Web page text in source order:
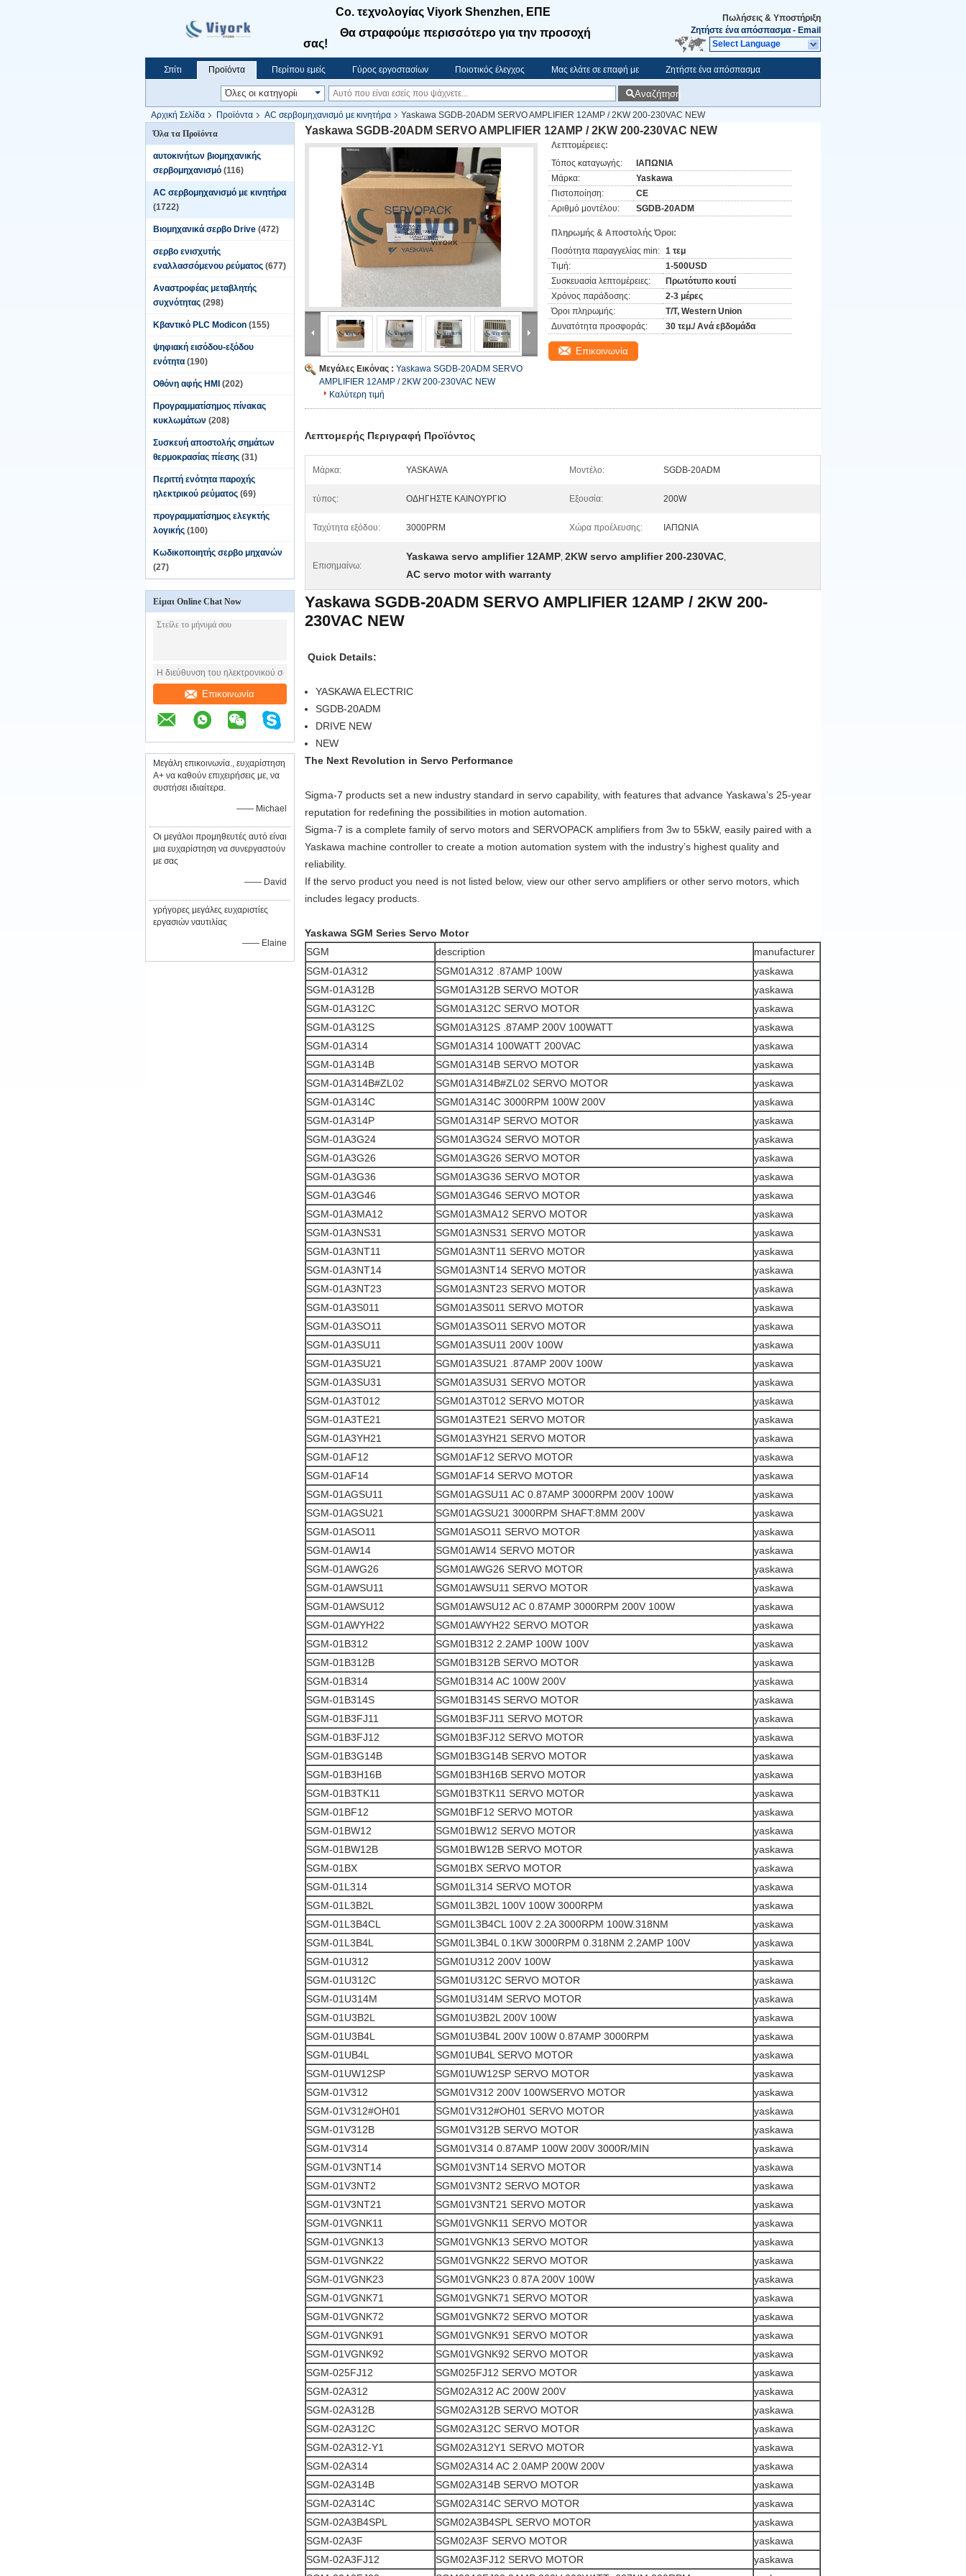
Co. τεχνολογίας Viyork Shenzhen, ΕΠΕ
Θα στραφούμε περισσότερο για την προσοχή
σας!
Πωλήσεις & Υποστήριξη
Ζητήστε ένα απόσπασμα - Email
Select Language
Σπίτι Προϊόντα Περίπου εμείς Γύρος εργοστασίων Ποιοτικός έλεγχος Μας ελάτε σε επαφή με Ζητήστε ένα απόσπασμα
Αναζήτηση
Αρχική Σελίδα Προϊόντα AC σερβομηχανισμό με κινητήρα
Yaskawa SGDB-20ADM SERVO AMPLIFIER 12AMP / 2KW 200-230VAC NEW
Όλα τα Προϊόντα
αυτοκινήτων βιομηχανικής
σερβομηχανισμό (116)
AC σερβομηχανισμό με κινητήρα
(1722)
Βιομηχανικά σερβο Drive (472)
σερβο ενισχυτής
εναλλασσόμενου ρεύματος (677)
Αναστροφέας μεταβλητής
συχνότητας (298)
Κβαντικό PLC Modicon (155)
ψηφιακή εισόδου-εξόδου
ενότητα (190)
Οθόνη αφής HMI (202)
Προγραμματίσημος πίνακας
κυκλωμάτων (208)
Συσκευή αποστολής σημάτων
θερμοκρασίας πίεσης (31)
Περιττή ενότητα παροχής
ηλεκτρικού ρεύματος (69)
προγραμματίσημος ελεγκτής
λογικής (100)
Κωδικοποιητής σερβο μηχανών
(27)
Είμαι Online Chat Now
Επικοινωνία
Μεγάλη επικοινωνία., ευχαρίστηση
A+ να καθούν επιχειρήσεις με, να
συστήσει ιδιαίτερα.
—— Michael
Οι μεγάλοι προμηθευτές αυτό είναι
μια ευχαρίστηση να συνεργαστούν
με σας
—— David
γρήγορες μεγάλες ευχαριστίες
εργασιών ναυτιλίας
—— Elaine
Yaskawa SGDB-20ADM SERVO AMPLIFIER 12AMP / 2KW 200-230VAC NEW
Μεγάλες Εικόνας : Yaskawa SGDB-20ADM SERVO
AMPLIFIER 12AMP / 2KW 200-230VAC NEW
Καλύτερη τιμή
Λεπτομέρειες:
Τόπος καταγωγής:
ΙΑΠΩΝΙΑ
Μάρκα:
Yaskawa
Πιστοποίηση:
CE
Αριθμό μοντέλου:
SGDB-20ADM
Πληρωμής & Αποστολής Όροι:
Ποσότητα παραγγελίας min: 1 τεμ
Τιμή:
1-500USD
Συσκευασία λεπτομέρειες:
Πρωτότυπο κουτί
Χρόνος παράδοσης:
2-3 μέρες
Όροι πληρωμής:
T/T, Western Union
Δυνατότητα προσφοράς:
30 τεμ./ Ανά εβδομάδα
Επικοινωνία
Λεπτομερής Περιγραφή Προϊόντος
Μάρκα: YASKAWA Μοντέλο: SGDB-20ADM
τύπος: ΟΔΗΓΗΣΤΕ ΚΑΙΝΟΥΡΓΙΟ Εξουσία: 200W
Ταχύτητα εξόδου: 3000PRM Χώρα προέλευσης: ΙΑΠΩΝΙΑ
Επισημαίνω:
Yaskawa servo amplifier 12AMP, 2KW servo amplifier 200-230VAC,
AC servo motor with warranty
Yaskawa SGDB-20ADM SERVO AMPLIFIER 12AMP / 2KW 200-
230VAC NEW
Quick Details:
YASKAWA ELECTRIC
SGDB-20ADM
DRIVE NEW
NEW
The Next Revolution in Servo Performance
Sigma-7 products set a new industry standard in servo capability, with features that advance Yaskawa’s 25-year
reputation for redefining the possibilities in motion automation.
Sigma-7 is a complete family of servo motors and SERVOPACK amplifiers from 3w to 55kW, easily paired with a
Yaskawa machine controller to create a motion automation system with the industry’s highest quality and
reliability.
If the servo product you need is not listed below, view our other servo amplifiers or other servo motors, which
includes legacy products.
Yaskawa SGM Series Servo Motor
SGM
description
manufacturer
SGM-01A312
SGM01A312 .87AMP 100W
yaskawa
SGM-01A312B
SGM01A312B SERVO MOTOR
yaskawa
SGM-01A312C
SGM01A312C SERVO MOTOR
yaskawa
SGM-01A312S
SGM01A312S .87AMP 200V 100WATT
yaskawa
SGM-01A314
SGM01A314 100WATT 200VAC
yaskawa
SGM-01A314B
SGM01A314B SERVO MOTOR
yaskawa
SGM-01A314B#ZL02
SGM01A314B#ZL02 SERVO MOTOR
yaskawa
SGM-01A314C
SGM01A314C 3000RPM 100W 200V
yaskawa
SGM-01A314P
SGM01A314P SERVO MOTOR
yaskawa
SGM-01A3G24
SGM01A3G24 SERVO MOTOR
yaskawa
SGM-01A3G26
SGM01A3G26 SERVO MOTOR
yaskawa
SGM-01A3G36
SGM01A3G36 SERVO MOTOR
yaskawa
SGM-01A3G46
SGM01A3G46 SERVO MOTOR
yaskawa
SGM-01A3MA12
SGM01A3MA12 SERVO MOTOR
yaskawa
SGM-01A3NS31
SGM01A3NS31 SERVO MOTOR
yaskawa
SGM-01A3NT11
SGM01A3NT11 SERVO MOTOR
yaskawa
SGM-01A3NT14
SGM01A3NT14 SERVO MOTOR
yaskawa
SGM-01A3NT23
SGM01A3NT23 SERVO MOTOR
yaskawa
SGM-01A3S011
SGM01A3S011 SERVO MOTOR
yaskawa
SGM-01A3SO11
SGM01A3SO11 SERVO MOTOR
yaskawa
SGM-01A3SU11
SGM01A3SU11 200V 100W
yaskawa
SGM-01A3SU21
SGM01A3SU21 .87AMP 200V 100W
yaskawa
SGM-01A3SU31
SGM01A3SU31 SERVO MOTOR
yaskawa
SGM-01A3T012
SGM01A3T012 SERVO MOTOR
yaskawa
SGM-01A3TE21
SGM01A3TE21 SERVO MOTOR
yaskawa
SGM-01A3YH21
SGM01A3YH21 SERVO MOTOR
yaskawa
SGM-01AF12
SGM01AF12 SERVO MOTOR
yaskawa
SGM-01AF14
SGM01AF14 SERVO MOTOR
yaskawa
SGM-01AGSU11
SGM01AGSU11 AC 0.87AMP 3000RPM 200V 100W
yaskawa
SGM-01AGSU21
SGM01AGSU21 3000RPM SHAFT:8MM 200V
yaskawa
SGM-01ASO11
SGM01ASO11 SERVO MOTOR
yaskawa
SGM-01AW14
SGM01AW14 SERVO MOTOR
yaskawa
SGM-01AWG26
SGM01AWG26 SERVO MOTOR
yaskawa
SGM-01AWSU11
SGM01AWSU11 SERVO MOTOR
yaskawa
SGM-01AWSU12
SGM01AWSU12 AC 0.87AMP 3000RPM 200V 100W
yaskawa
SGM-01AWYH22
SGM01AWYH22 SERVO MOTOR
yaskawa
SGM-01B312
SGM01B312 2.2AMP 100W 100V
yaskawa
SGM-01B312B
SGM01B312B SERVO MOTOR
yaskawa
SGM-01B314
SGM01B314 AC 100W 200V
yaskawa
SGM-01B314S
SGM01B314S SERVO MOTOR
yaskawa
SGM-01B3FJ11
SGM01B3FJ11 SERVO MOTOR
yaskawa
SGM-01B3FJ12
SGM01B3FJ12 SERVO MOTOR
yaskawa
SGM-01B3G14B
SGM01B3G14B SERVO MOTOR
yaskawa
SGM-01B3H16B
SGM01B3H16B SERVO MOTOR
yaskawa
SGM-01B3TK11
SGM01B3TK11 SERVO MOTOR
yaskawa
SGM-01BF12
SGM01BF12 SERVO MOTOR
yaskawa
SGM-01BW12
SGM01BW12 SERVO MOTOR
yaskawa
SGM-01BW12B
SGM01BW12B SERVO MOTOR
yaskawa
SGM-01BX
SGM01BX SERVO MOTOR
yaskawa
SGM-01L314
SGM01L314 SERVO MOTOR
yaskawa
SGM-01L3B2L
SGM01L3B2L 100V 100W 3000RPM
yaskawa
SGM-01L3B4CL
SGM01L3B4CL 100V 2.2A 3000RPM 100W.318NM
yaskawa
SGM-01L3B4L
SGM01L3B4L 0.1KW 3000RPM 0.318NM 2.2AMP 100V
yaskawa
SGM-01U312
SGM01U312 200V 100W
yaskawa
SGM-01U312C
SGM01U312C SERVO MOTOR
yaskawa
SGM-01U314M
SGM01U314M SERVO MOTOR
yaskawa
SGM-01U3B2L
SGM01U3B2L 200V 100W
yaskawa
SGM-01U3B4L
SGM01U3B4L 200V 100W 0.87AMP 3000RPM
yaskawa
SGM-01UB4L
SGM01UB4L SERVO MOTOR
yaskawa
SGM-01UW12SP
SGM01UW12SP SERVO MOTOR
yaskawa
SGM-01V312
SGM01V312 200V 100WSERVO MOTOR
yaskawa
SGM-01V312#OH01
SGM01V312#OH01 SERVO MOTOR
yaskawa
SGM-01V312B
SGM01V312B SERVO MOTOR
yaskawa
SGM-01V314
SGM01V314 0.87AMP 100W 200V 3000R/MIN
yaskawa
SGM-01V3NT14
SGM01V3NT14 SERVO MOTOR
yaskawa
SGM-01V3NT2
SGM01V3NT2 SERVO MOTOR
yaskawa
SGM-01V3NT21
SGM01V3NT21 SERVO MOTOR
yaskawa
SGM-01VGNK11
SGM01VGNK11 SERVO MOTOR
yaskawa
SGM-01VGNK13
SGM01VGNK13 SERVO MOTOR
yaskawa
SGM-01VGNK22
SGM01VGNK22 SERVO MOTOR
yaskawa
SGM-01VGNK23
SGM01VGNK23 0.87A 200V 100W
yaskawa
SGM-01VGNK71
SGM01VGNK71 SERVO MOTOR
yaskawa
SGM-01VGNK72
SGM01VGNK72 SERVO MOTOR
yaskawa
SGM-01VGNK91
SGM01VGNK91 SERVO MOTOR
yaskawa
SGM-01VGNK92
SGM01VGNK92 SERVO MOTOR
yaskawa
SGM-025FJ12
SGM025FJ12 SERVO MOTOR
yaskawa
SGM-02A312
SGM02A312 AC 200W 200V
yaskawa
SGM-02A312B
SGM02A312B SERVO MOTOR
yaskawa
SGM-02A312C
SGM02A312C SERVO MOTOR
yaskawa
SGM-02A312-Y1
SGM02A312Y1 SERVO MOTOR
yaskawa
SGM-02A314
SGM02A314 AC 2.0AMP 200W 200V
yaskawa
SGM-02A314B
SGM02A314B SERVO MOTOR
yaskawa
SGM-02A314C
SGM02A314C SERVO MOTOR
yaskawa
SGM-02A3B4SPL
SGM02A3B4SPL SERVO MOTOR
yaskawa
SGM-02A3F
SGM02A3F SERVO MOTOR
yaskawa
SGM-02A3FJ12
SGM02A3FJ12 SERVO MOTOR
yaskawa